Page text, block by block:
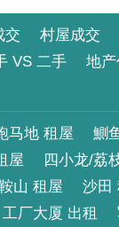
交 村屋成交
VS 二手 地
马地 租屋
鰂
屋
四小龙/荔
山 租屋 沙田
工厂大厦 出租